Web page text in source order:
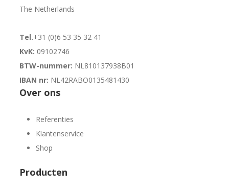
The Netherlands
Tel.+31 (0)6 53 35 32 41
KvK: 09102746
BTW-nummer: NL810137938B01
IBAN nr: NL42RABO0135481430
Over ons
Referenties
Klantenservice
Shop
Producten